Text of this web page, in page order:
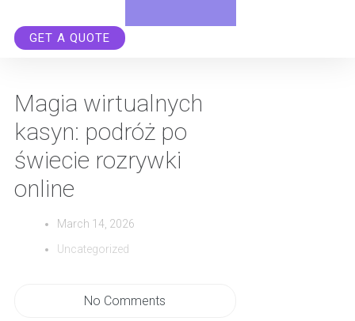
GET A QUOTE
Magia wirtualnych
kasyn: podróż po
świecie rozrywki
online
March 14, 2026
Uncategorized
No Comments